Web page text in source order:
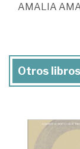
AMALIA
Otros